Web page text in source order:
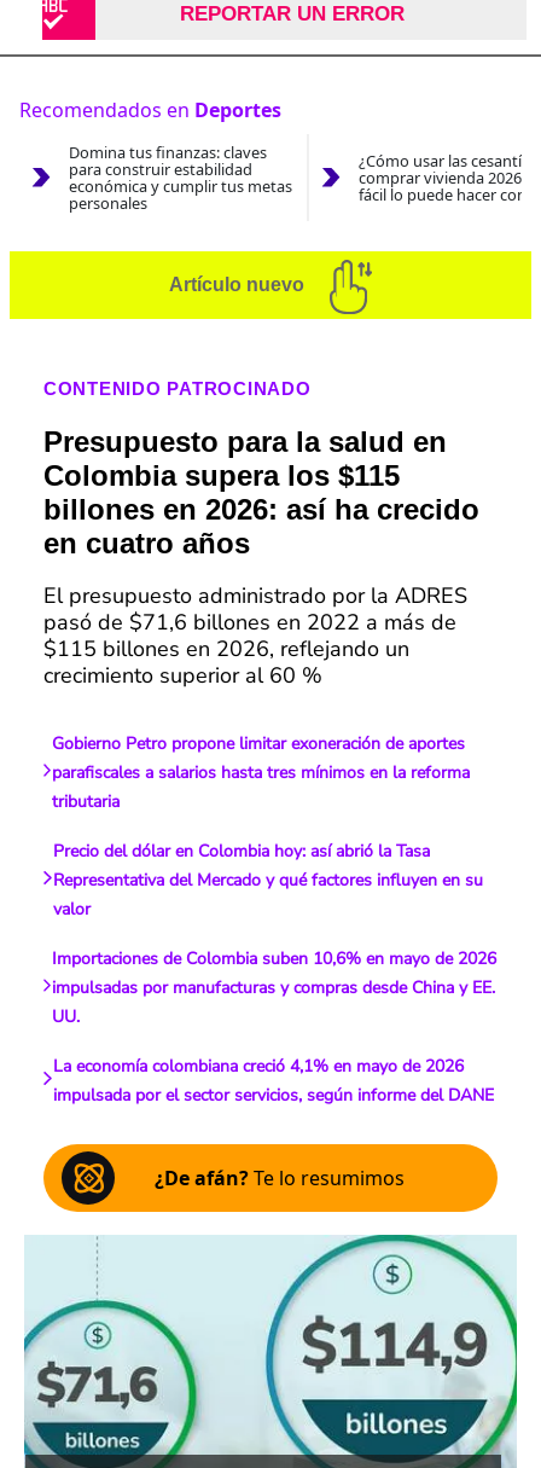
REPORTAR UN ERROR
Recomendados en Deportes
Domina tus finanzas: claves
para construir estabilidad
económica y cumplir tus metas
personales
¿Cómo usar las
comprar vivienda 2026?
fácil lo puede hacer con
Artículo nuevo
CONTENIDO PATROCINADO
Presupuesto para la salud en
Colombia supera los $115
billones en 2026: así ha crecido
en cuatro años
El presupuesto administrado por la ADRES
pasó de $71,6 billones en 2022 a más de
$115 billones en 2026, reflejando un
crecimiento superior al 60 %
Gobierno Petro propone limitar exoneración de aportes
parafiscales a salarios hasta tres mínimos en la reforma
tributaria
Precio del dólar en Colombia hoy: así abrió la Tasa
Representativa del Mercado y qué factores influyen en su
valor
Importaciones de Colombia suben 10,6% en mayo de 2026
impulsadas por manufacturas y compras desde China y EE.
UU.
La economía colombiana creció 4,1% en mayo de 2026
impulsada por el sector servicios, según informe del DANE
¿De afán?Te lo resumimos